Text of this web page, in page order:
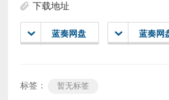
下载地址
蓝奏网盘 蓝奏网
标签： 暂无标签